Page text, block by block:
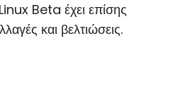
Beta έχει επίσης
και βελτιώσεις.